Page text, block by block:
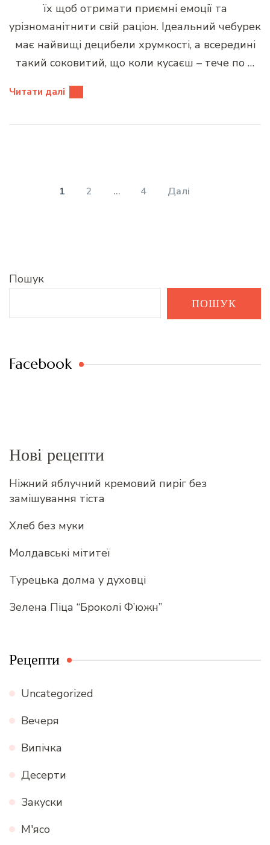
їх щоб отримати приємні емоції та
урізноманітнити свій раціон. Ідеальний чебурек
має найвищі децибели хрумкості, а всередині
такий соковитий, що коли кусаєш – тече по …
Читати далі
СТОРІНКА
1 СТОРІНКА
2 … СТОРІНКА
4 Далі
Пошук
ПОШУК
Facebook
Нові рецепти
Ніжний яблучний кремовий пиріг без
замішування тіста
Хлеб без муки
Молдавські мітитеї
Турецька долма у духовці
Зелена Піца “Броколі Ф’южн”
Рецепти
Uncategorized
Вечеря
Випічка
Десерти
Закуски
М'ясо